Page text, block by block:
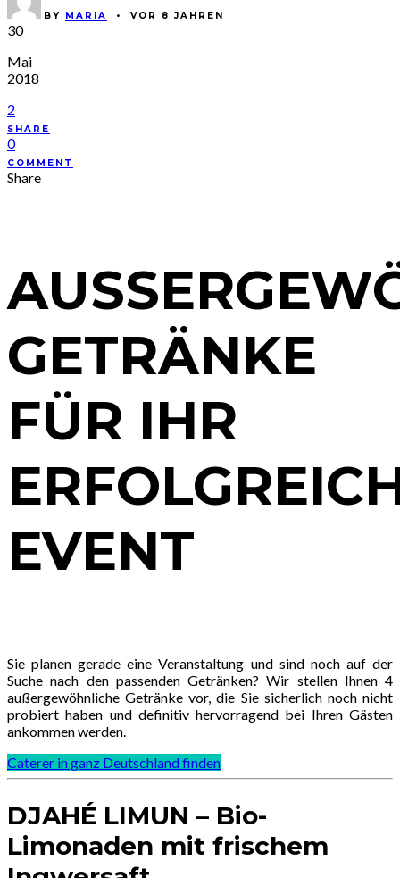
BY MARIA • VOR 8 JAHREN
30
Mai
2018
2
SHARE
0
COMMENT
Share
ETRÄNKE F
ÜR IHR E
VENT
Sie planen gerade eine Veranstaltung und sind noch auf der
Suche nach den passenden Getränken? Wir stellen Ihnen 4
außergewöhnliche Getränke vor, die Sie sicherlich noch nicht
probiert haben und definitiv hervorragend bei Ihren Gästen
ankommen werden.
Caterer in ganz Deutschland finden
DJAHÉ LIMUN – Bio-
Limonaden mit frischem